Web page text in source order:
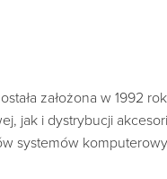
założona w 1992
jak i dystrybucji
systemów